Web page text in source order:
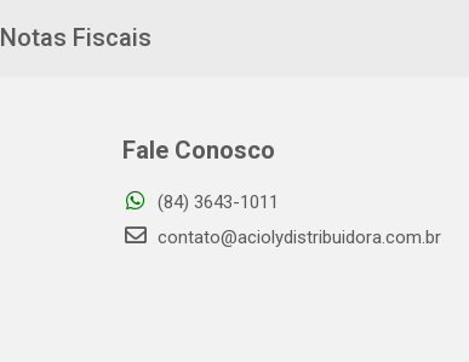
Notas Fiscais
Fale Conosco
(84) 3643-1011
contato@aciolydistribuidora.com.br